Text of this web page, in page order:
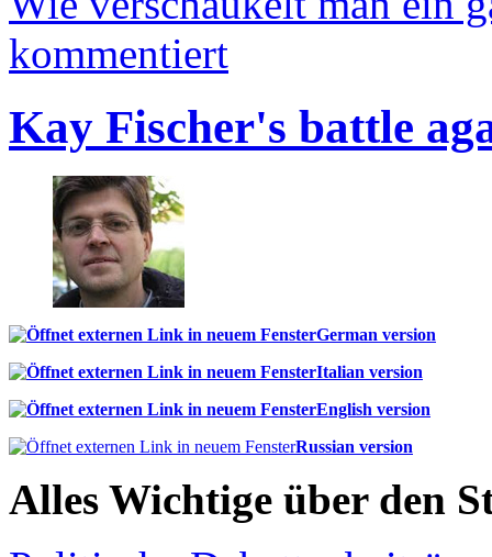
kommentiert
Kay Fischer's battle
German version
Italian version
English version
Russian version
Alles Wichtige über den